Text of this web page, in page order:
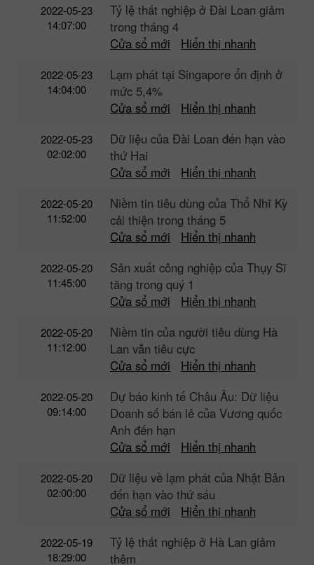
2022-05-23
14:07:00
Tỷ lệ thất nghiệp ở Đài Loan giảm
trong tháng 4
Cửa sổ mới
Hiển thị nhanh
2022-05-23
14:04:00
Lạm phát tại Singapore ổn định ở
mức 5,4%
Cửa sổ mới
Hiển thị nhanh
2022-05-23
02:02:00
Dữ liệu của Đài Loan đến hạn vào
thứ Hai
Cửa sổ mới
Hiển thị nhanh
2022-05-20
11:52:00
Niềm tin tiêu dùng của Thổ Nhĩ Kỳ
cải thiện trong tháng 5
Cửa sổ mới
Hiển thị nhanh
2022-05-20
11:45:00
Sản xuất công nghiệp của Thụy Sĩ
tăng trong quý 1
Cửa sổ mới
Hiển thị nhanh
2022-05-20
11:12:00
Niềm tin của người tiêu dùng Hà
Lan vẫn tiêu cực
Cửa sổ mới
Hiển thị nhanh
2022-05-20
09:14:00
Dự báo kinh tế Châu Âu: Dữ liệu
Doanh số bán lẻ của Vương quốc
Anh đến hạn
Cửa sổ mới
Hiển thị nhanh
2022-05-20
02:00:00
Dữ liệu về lạm phát của Nhật Bản
đến hạn vào thứ sáu
Cửa sổ mới
Hiển thị nhanh
2022-05-19
18:29:00
Tỷ lệ thất nghiệp ở Hà Lan giảm
thêm